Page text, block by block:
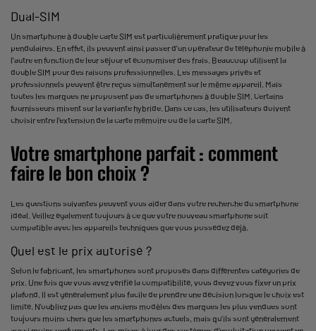
Dual-SIM
Un smartphone à double carte SIM est particulièrement pratique pour les
pendulaires. En effet, ils peuvent ainsi passer d'un opérateur de téléphonie mobile à
l'autre en fonction de leur séjour et économiser des frais. Beaucoup utilisent la
double SIM pour des raisons professionnelles. Les messages privés et
professionnels peuvent être reçus simultanément sur le même appareil. Mais
toutes les marques ne proposent pas de smartphones à double SIM. Certains
fournisseurs misent sur la variante hybride. Dans ce cas, les utilisateurs doivent
choisir entre l'extension de la carte mémoire ou de la carte SIM.
Votre smartphone parfait : comment
faire le bon choix ?
Les questions suivantes peuvent vous aider dans votre recherche du smartphone
idéal. Veillez également toujours à ce que votre nouveau smartphone soit
compatible avec les appareils techniques que vous possédez déjà.
Quel est le prix autorisé ?
Selon le fabricant, les smartphones sont proposés dans différentes catégories de
prix. Une fois que vous avez vérifié la compatibilité, vous devez vous fixer un prix
plafond. Il est généralement plus facile de prendre une décision lorsque le choix est
limité. N'oubliez pas que les anciens modèles des marques les plus vendues sont
toujours moins chers que les smartphones actuels, mais qu'ils sont généralement